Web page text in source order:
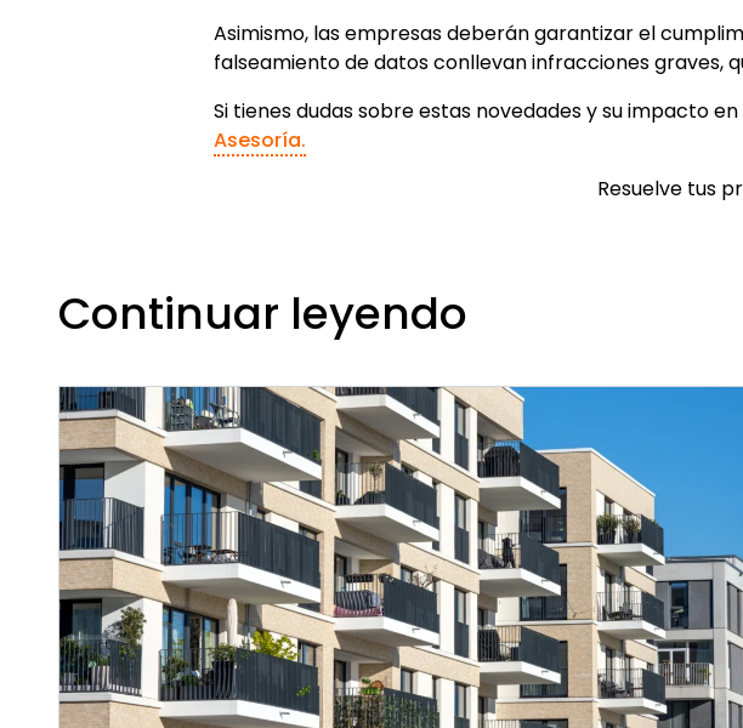
Asimismo, las empresas deberán garantizar el
falseamiento de datos conllevan infracciones graves,
Si tienes dudas sobre estas novedades y su impacto
Asesoría.
Resuelve tus
Continuar leyendo